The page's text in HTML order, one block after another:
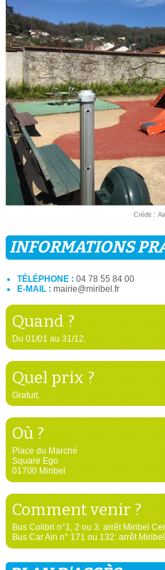
Crédit :
INFORMATIONS
TÉLÉPHONE : 04 78 55 84 00
E-MAIL : mairie@miribel.fr
Quand ?
Du 01/01 au 31/12.
Quel prix ?
Gratuit.
Où ?
Place du Marché
Square Ego
01700 Miribel
Comment venir ?
Bus Colibri n°1, 2 ou 3: arrêt Miribel
Bus Car Ain n° 171 ou 132: arrêt